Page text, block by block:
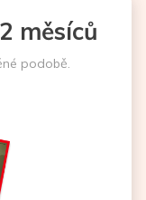
měsíců
podobě.